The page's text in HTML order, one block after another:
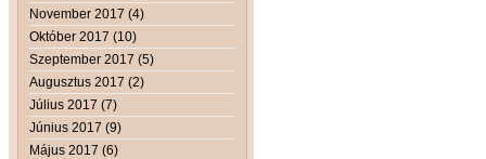
November 2017 (4)
Október 2017 (10)
Szeptember 2017 (5)
Augusztus 2017 (2)
Július 2017 (7)
Június 2017 (9)
Május 2017 (6)